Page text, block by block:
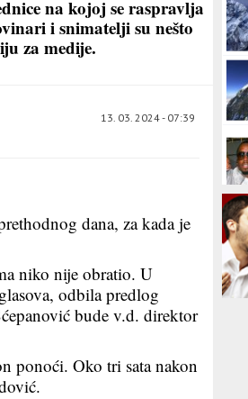
na kojoj se raspravlja
i snimatelji su nešto
za medije.
13. 03. 2024 - 07:39
dana, za kada je
niko nije obratio. U
odbila predlog
bude v.d. direktor
ponoći. Oko tri sata nakon